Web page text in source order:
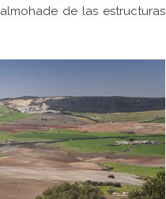
de las estructuras